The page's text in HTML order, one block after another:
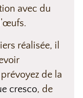
avec du
réalisée, il
de la
cresco, de